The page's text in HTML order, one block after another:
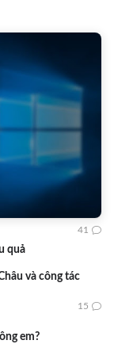
quả
41
và công tác
15
em?